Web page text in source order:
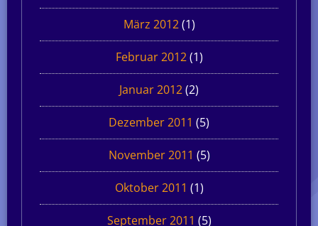
März 2012(1)
Februar 2012(1)
Januar 2012(2)
Dezember 2011 (5)
November 2011 (5)
Oktober 2011 (1)
September 2011 (5)